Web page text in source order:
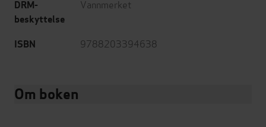
DRM-
beskyttelse
Vannmerket
ISBN 9788203394638
Om boken